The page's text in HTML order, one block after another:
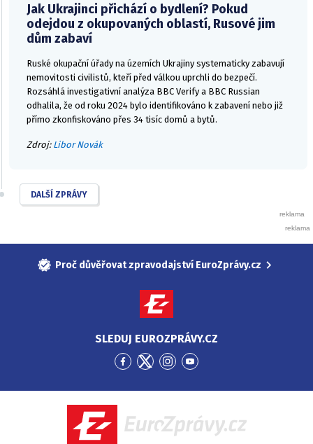
Jak Ukrajinci přichází o bydlení? Pokud
odejdou z okupovaných oblastí, Rusové jim
dům zabaví
Ruské okupační úřady na územích Ukrajiny systematicky zabavují
nemovitosti civilistů, kteří před válkou uprchli do bezpečí.
Rozsáhlá investigativní analýza BBC Verify a BBC Russian
odhalila, že od roku 2024 bylo identifikováno k zabavení nebo již
přímo zkonfiskováno přes 34 tisíc domů a bytů.
Zdroj: Libor Novák
DALŠÍ ZPRÁVY
Proč důvěřovat zpravodajství EuroZprávy.cz
SLEDUJ EUROZPRÁVY.CZ
Přejít
Facebook
Přejít
Twitter
Přejít
Instagram
Přejít
YouTube
EuroZprávy.cz